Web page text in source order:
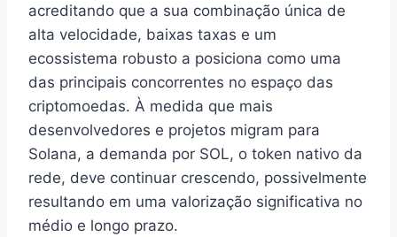
acreditando que a sua combinação única de
alta velocidade, baixas taxas e um
ecossistema robusto a posiciona como uma
das principais concorrentes no espaço das
criptomoedas. À medida que mais
desenvolvedores e projetos migram para
Solana, a demanda por SOL, o token nativo da
rede, deve continuar crescendo, possivelmente
resultando em uma valorização significativa no
médio e longo prazo.